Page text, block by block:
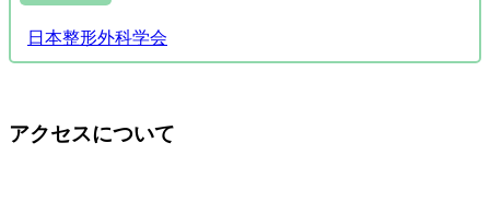
日本整形外科学会
アクセスについて